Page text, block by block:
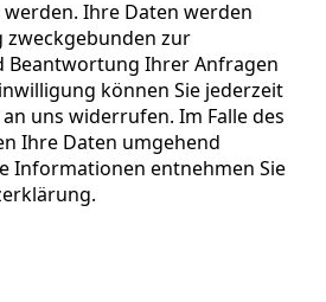
Ihre Daten werden
zur
Beantwortung Ihrer Anfragen
können Sie jederzeit
uns widerrufen. Im Falle des
Ihre Daten umgehend
Informationen entnehmen Sie